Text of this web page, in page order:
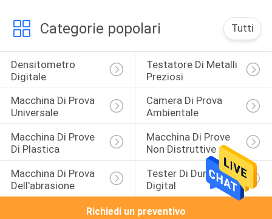
Categorie popolari Tutti
Densitometro
Digitale
Testatore Di Metalli
Preziosi
Macchina Di Prova
Universale
Camera Di Prova
Ambientale
Macchina Di Prove
Di Plastica
Macchina Di Prove
Non Distruttive
Macchina Di Prova
Dell'abrasione
Tester Di Durezza Di
Digital
Richiedi un preventivo